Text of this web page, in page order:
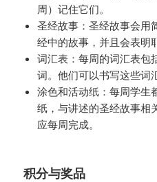
周）记住它们。
圣经故事：圣经故事会用
经中的故事，并且会表明
词汇表：每周的词汇表包
词。他们可以书写这些词
涂色和活动纸：每周学生
纸，与讲述的圣经故事相
应每周完成。
积分与奖品